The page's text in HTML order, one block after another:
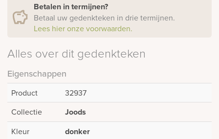
Betalen in termijnen?
Betaal uw gedenkteken in drie termijnen.
Lees hier onze voorwaarden.
Alles over dit gedenkteken
Eigenschappen
Product
32937
Collectie
Joods
Kleur donker